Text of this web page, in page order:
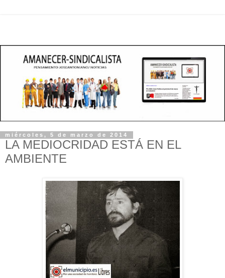
miércoles, 5 de marzo de 2014
LA MEDIOCRIDAD ESTÁ EN EL
AMBIENTE